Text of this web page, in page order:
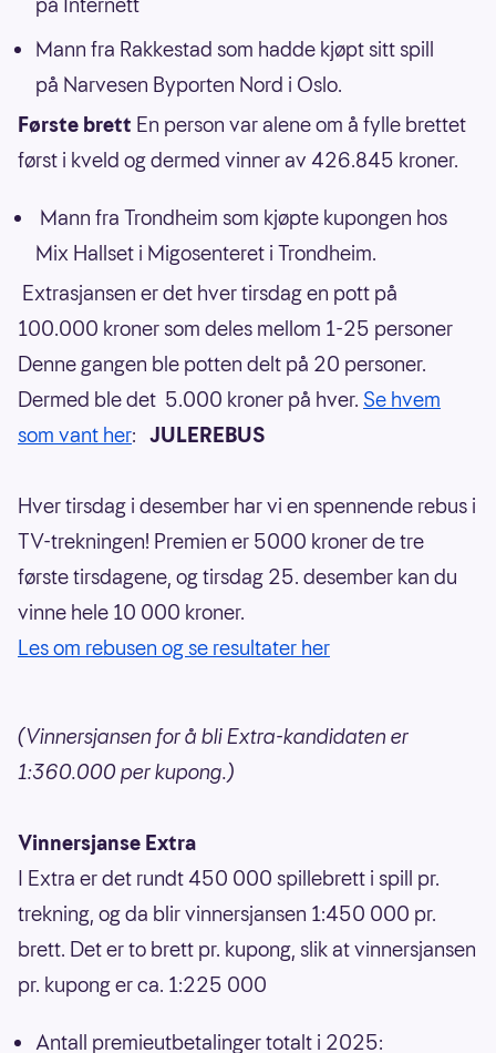
Mann fra Rakkestad som hadde kjøpt sitt spill
på Narvesen Byporten Nord i Oslo.
Første brett En person var alene om å fylle brettet
først i kveld og dermed vinner av 426.845 kroner.
Mann fra Trondheim som kjøpte kupongen hos
Mix Hallset i Migosenteret i Trondheim.
Extrasjansen er det hver tirsdag en pott på
100.000 kroner som deles mellom 1-25 personer
Denne gangen ble potten delt på 20 personer.
Dermed ble det 5.000 kroner på hver. Se hvem
som vant her: JULEREBUS
Hver tirsdag i desember har vi en spennende rebus i
TV-trekningen! Premien er 5000 kroner de tre
første tirsdagene, og tirsdag 25. desember kan du
vinne hele 10 000 kroner.
Les om rebusen og se resultater her
(Vinnersjansen for å bli Extra-kandidaten er
1:360.000 per kupong.)
Vinnersjanse Extra
I Extra er det rundt 450 000 spillebrett i spill pr.
trekning, og da blir vinnersjansen 1:450 000 pr.
brett. Det er to brett pr. kupong, slik at vinnersjansen
pr. kupong er ca. 1:225 000
Antall premieutbetalinger totalt i 2025: